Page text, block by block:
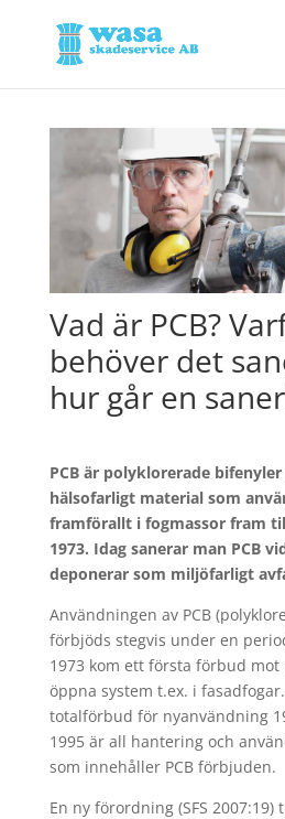
Vad är PCB?
behöver det
hur går en
PCB är polyklorerade
hälsofarligt material som
framförallt i fogmassor fram
1973. Idag sanerar man PCB
deponerar som miljöfarligt
Användningen av PCB
förbjöds stegvis under en
1973 kom ett första förbud
öppna system t.ex. i
totalförbud för nyanvändning
1995 är all hantering och
som innehåller PCB förbjuden.
En ny förordning (SFS